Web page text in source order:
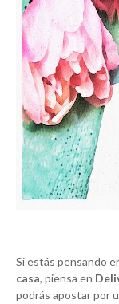
Si estás pensando
casa, piensa en
podrás apostar por